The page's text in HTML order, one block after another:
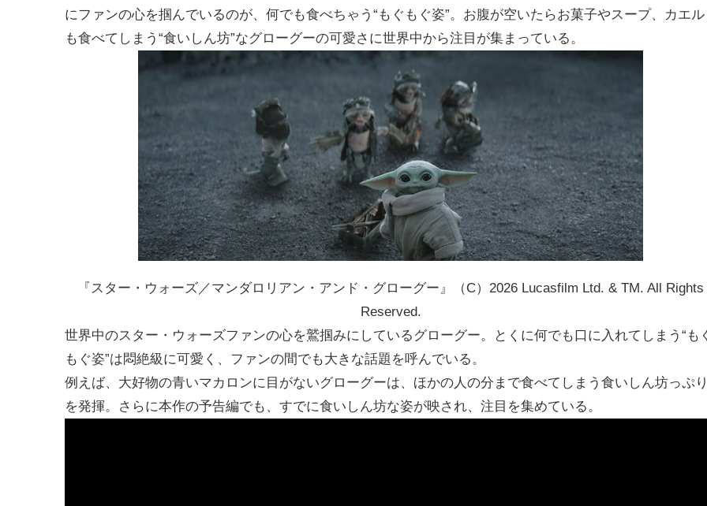
にファンの心を掴んでいるのが、何でも食べちゃう“もぐもぐ姿”。お腹が空いたらお菓子やスープ、カエル
も食べてしまう“食いしん坊”なグローグーの可愛さに世界中から注目が集まっている。
『スター・ウォーズ／マンダロリアン・アンド・グローグー』（C）2026 Lucasfilm Ltd. & TM. All Rights
Reserved.
世界中のスター・ウォーズファンの心を鷲掴みにしているグローグー。とくに何でも口に入れてしまう“も
もぐ姿”は悶絶級に可愛く、ファンの間でも大きな話題を呼んでいる。
例えば、大好物の青いマカロンに目がないグローグーは、ほかの人の分まで食べてしまう食いしん坊っぷり
を発揮。さらに本作の予告編でも、すでに食いしん坊な姿が映され、注目を集めている。